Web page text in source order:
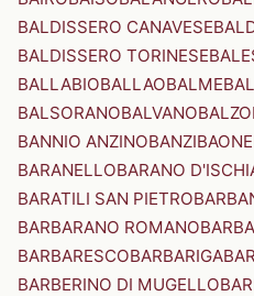
BALDISSERO CANAVESE
BALDISSERO TORINESE
BALLABIOBALLAOBALME
BALSORANOBALVANO
BANNIO ANZINOBANZIBAONE
BARANELLOBARANO
BARATILI SAN PIETRO
BARBARANO ROMANO
BARBARESCOBARBARIGA
BARBERINO DI MUGELLO